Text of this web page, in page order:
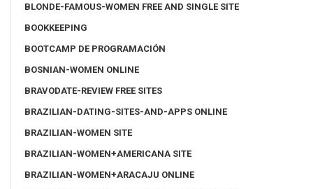
BLONDE-FAMOUS-WOMEN FREE AND SINGLE SITE
BOOKKEEPING
BOOTCAMP DE PROGRAMACIÓN
BOSNIAN-WOMEN ONLINE
BRAVODATE-REVIEW FREE SITES
BRAZILIAN-DATING-SITES-AND-APPS ONLINE
BRAZILIAN-WOMEN SITE
BRAZILIAN-WOMEN+AMERICANA SITE
BRAZILIAN-WOMEN+ARACAJU ONLINE